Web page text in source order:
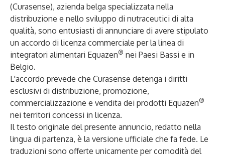
(Curasense), azienda belga specializzata nella
distribuzione e nello sviluppo di nutraceutici di alta
qualità, sono entusiasti di annunciare di avere stipulato
un accordo di licenza commerciale per la linea di
integratori alimentari Equazen® nei Paesi Bassi e in
Belgio.
L'accordo prevede che Curasense detenga i diritti
esclusivi di distribuzione, promozione,
commercializzazione e vendita dei prodotti Equazen®
nei territori concessi in licenza.
Il testo originale del presente annuncio, redatto nella
lingua di partenza, è la versione ufficiale che fa fede. Le
traduzioni sono offerte unicamente per comodità del